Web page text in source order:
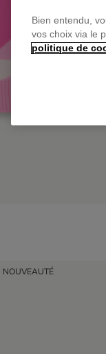
NOUVEAUTÉ
Bien entendu,
vos choix via le
politique de